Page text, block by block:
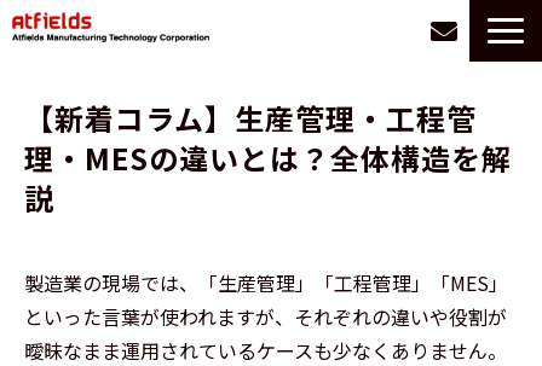
選ばれる理由
お悩み別に探す
お役立ち情報
採用
【新着コラム】生産管理・工程管
理・MESの違いとは？全体構造を解
説
製造業の現場では、「生産管理」「工程管理」「MES」
といった言葉が使われますが、それぞれの違いや役割が
曖昧なまま運用されているケースも少なくありません。